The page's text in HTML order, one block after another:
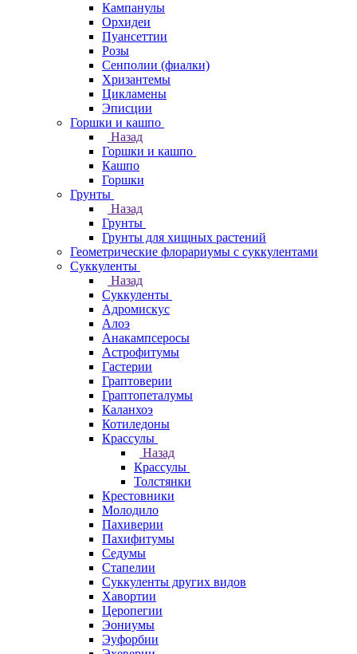
Кампанулы
Орхидеи
Пуансеттии
Розы
Сенполии (фиалки)
Хризантемы
Цикламены
Эписции
Горшки и кашпо
Назад
Горшки и кашпо
Кашпо
Горшки
Грунты
Назад
Грунты
Грунты для хищных растений
Геометрические флорариумы с суккулентами
Суккуленты
Назад
Суккуленты
Адромискус
Алоэ
Анакампсеросы
Астрофитумы
Гастерии
Граптоверии
Граптопеталумы
Каланхоэ
Котиледоны
Крассулы
Назад
Крассулы
Толстянки
Крестовники
Молодило
Пахиверии
Пахифитумы
Седумы
Стапелии
Суккуленты других видов
Хавортии
Церопегии
Эониумы
Эуфорбии